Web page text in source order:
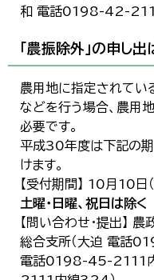
和 電話0198-42-
「農振除外」の申し
農用地に指定されてい
などを行う場合、農用
必要です。
平成30年度は下記の
けます。
【受付期間】 10月10日
土曜・日曜、祝日は除く
【問い合わせ・提出】
総合支所（大迫 電話
電話0198-45-2111